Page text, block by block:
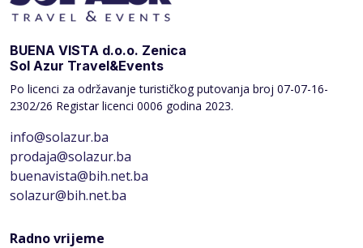
BUENA VISTA d.o.o. Zenica
Sol Azur Travel&Events
Po licenci za održavanje turističkog putovanja broj 07-07-16-
2302/26 Registar licenci 0006 godina 2023.
info@solazur.ba
prodaja@solazur.ba
buenavista@bih.net.ba
solazur@bih.net.ba
Radno vrijeme